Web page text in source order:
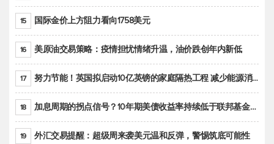
15 国际金价上方阻力看向1758美元
16 美原油交易策略：疫情担忧情绪升温，油价跌创年内新低
17 努力节能！英国拟启动10亿英镑的家庭隔热工程 减少能源消耗
18 加息周期的拐点信号？10年期美债收益率持续低于联邦基金利率目标区间
19 外汇交易提醒：超级周来袭美元温和反弹，警惕筑底可能性